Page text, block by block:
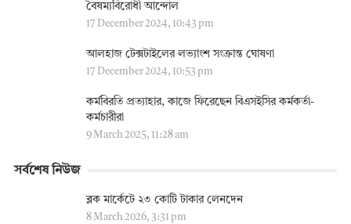
বৈষম্যবিরোধী আন্দোল
17 December 2024, 10:43 pm
আলহাজ টেক্সটাইলের লভ্যাংশ সংক্রান্ত ঘোষণা
17 December 2024, 10:53 pm
কর্মবিরতি প্রত্যাহার, কাজে ফিরেছেন বিএসইসির কর্মকর্তা-
কর্মচারীরা
9 March 2025, 11:28 am
সর্বশেষ নিউজ
ব্লক মার্কেটে ২৩ কোটি টাকার লেনদেন
8 March 2026, 3:31 pm